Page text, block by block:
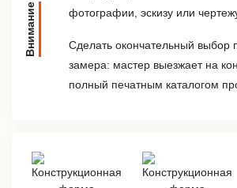
Внимание
фотографии, эскизу или
Сделать окончательный выбор
замера: мастер выезжает на
полный печатным каталогом